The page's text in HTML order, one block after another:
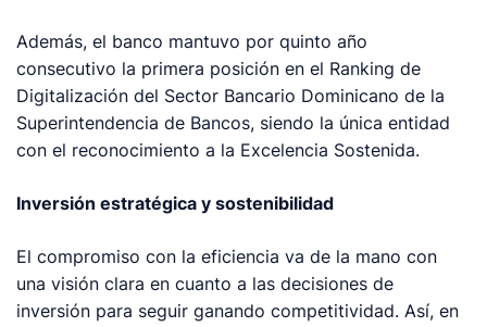
Además, el banco mantuvo por quinto año
consecutivo la primera posición en el Ranking de
Digitalización del Sector Bancario Dominicano de la
Superintendencia de Bancos, siendo la única entidad
con el reconocimiento a la Excelencia Sostenida.
Inversión estratégica y sostenibilidad
El compromiso con la eficiencia va de la mano con
una visión clara en cuanto a las decisiones de
inversión para seguir ganando competitividad. Así, en